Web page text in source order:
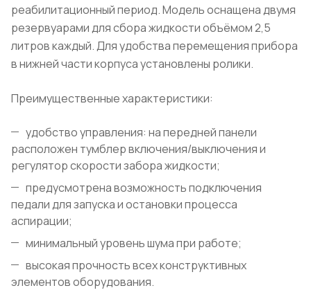
реабилитационный период. Модель оснащена двумя
резервуарами для сбора жидкости объёмом 2,5
литров каждый. Для удобства перемещения прибора
в нижней части корпуса установлены ролики.
Преимущественные характеристики:
удобство управления: на передней панели
расположен тумблер включения/выключения и
регулятор скорости забора жидкости;
предусмотрена возможность подключения
педали для запуска и остановки процесса
аспирации;
минимальный уровень шума при работе;
высокая прочность всех конструктивных
элементов оборудования.